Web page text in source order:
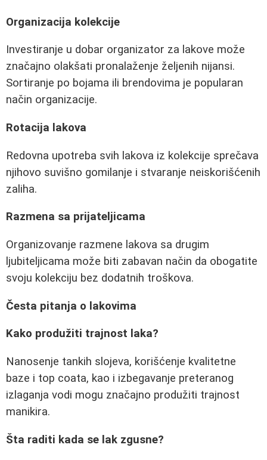
Organizacija kolekcije
Investiranje u dobar organizator za lakove može
značajno olakšati pronalaženje željenih nijansi.
Sortiranje po bojama ili brendovima je popularan
način organizacije.
Rotacija lakova
Redovna upotreba svih lakova iz kolekcije sprečava
njihovo suvišno gomilanje i stvaranje neiskorišćenih
zaliha.
Razmena sa prijateljicama
Organizovanje razmene lakova sa drugim
ljubiteljicama može biti zabavan način da obogatite
svoju kolekciju bez dodatnih troškova.
Česta pitanja o lakovima
Kako produžiti trajnost laka?
Nanosenje tankih slojeva, korišćenje kvalitetne
baze i top coata, kao i izbegavanje preteranog
izlaganja vodi mogu značajno produžiti trajnost
manikira.
Šta raditi kada se lak zgusne?